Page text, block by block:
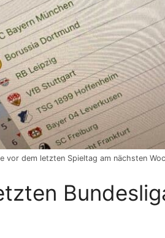
vor dem letzten Spieltag am nächsten